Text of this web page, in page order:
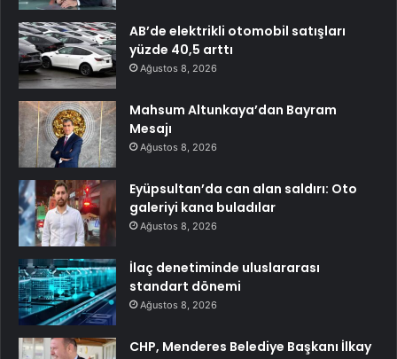
AB’de elektrikli otomobil satışları
yüzde 40,5 arttı
Ağustos 8, 2026
Mahsum Altunkaya’dan Bayram
Mesajı
Ağustos 8, 2026
Eyüpsultan’da can alan saldırı: Oto
galeriyi kana buladılar
Ağustos 8, 2026
İlaç denetiminde uluslararası
standart dönemi
Ağustos 8, 2026
CHP, Menderes Belediye Başkanı İlkay